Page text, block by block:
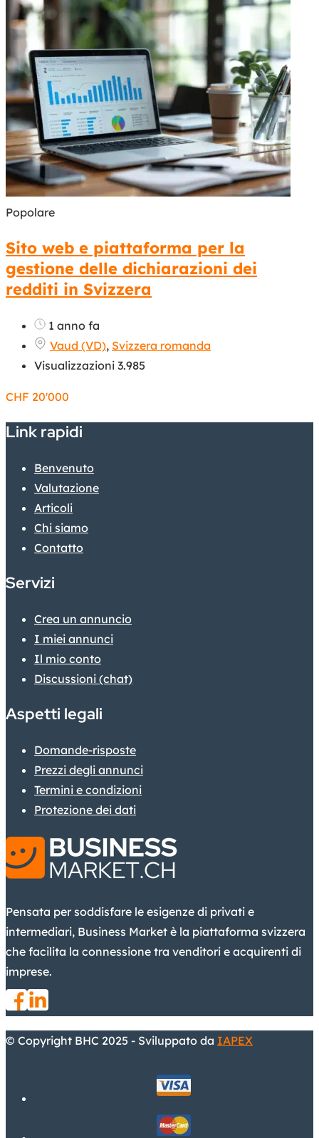
Popolare
Sito web e piattaforma per la
gestione delle dichiarazioni dei
redditi in Svizzera
1 anno fa
Vaud (VD), Svizzera romanda
Visualizzazioni 3.985
CHF 20'000
Link rapidi
Benvenuto
Valutazione
Articoli
Chi siamo
Contatto
Servizi
Crea un annuncio
I miei annunci
Il mio conto
Discussioni (chat)
Aspetti legali
Domande-risposte
Prezzi degli annunci
Termini e condizioni
Protezione dei dati
Pensata per soddisfare le esigenze di privati e
intermediari, Business Market è la piattaforma svizzera
che facilita la connessione tra venditori e acquirenti di
imprese.
© Copyright BHC 2025 - Sviluppato da IAPEX